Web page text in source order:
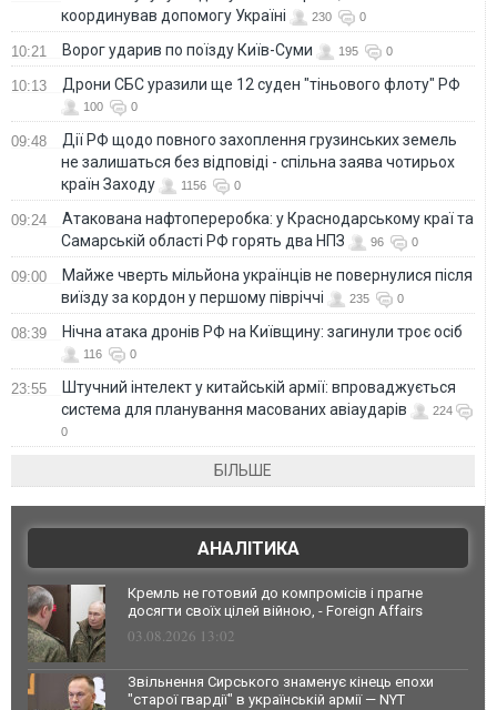
координував допомогу Україні
230 0
10:21 Ворог ударив по поїзду Київ-Суми 195 0
10:13 Дрони СБС уразили ще 12 суден "тіньового флоту" РФ
100 0
09:48
Дії РФ щодо повного захоплення грузинських земель
не залишаться без відповіді - спільна заява чотирьох
країн Заходу
1156 0
09:24
Атакована нафтопереробка: у Краснодарському краї та
Самарській області РФ горять два НПЗ
96 0
09:00
Майже чверть мільйона українців не повернулися після
виїзду за кордон у першому півріччі
235 0
08:39 Нічна атака дронів РФ на Київщину: загинули троє осіб
116 0
23:55
Штучний інтелект у китайській армії: впроваджується
система для планування масованих авіаударів
224
0
БІЛЬШЕ
АНАЛІТИКА
Кремль не готовий до компромісів і прагне
досягти своїх цілей війною, - Foreign Affairs
03.08.2026 13:02
Звільнення Сирського знаменує кінець епохи
"старої гвардії" в українській армії — NYT